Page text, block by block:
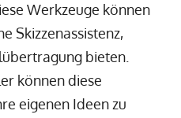
Werkzeuge können
Skizzenassistenz,
bieten.
können diese
eigenen Ideen zu